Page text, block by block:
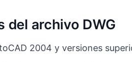
del archivo DWG
2004 y versiones